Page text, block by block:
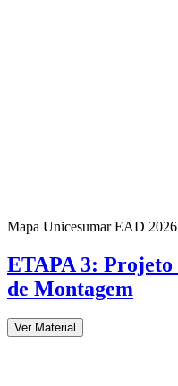
Mapa Unicesumar EAD 2026
​ETAPA 3: Projeto
de Montagem
Ver Material